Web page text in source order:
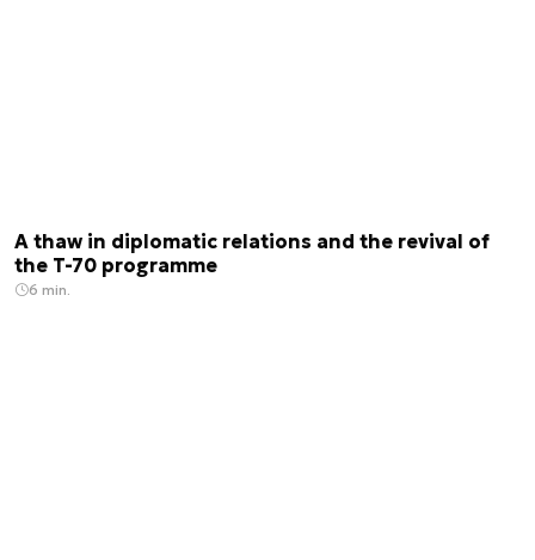
A thaw in diplomatic relations and the revival of
the T-70 programme
6 min.